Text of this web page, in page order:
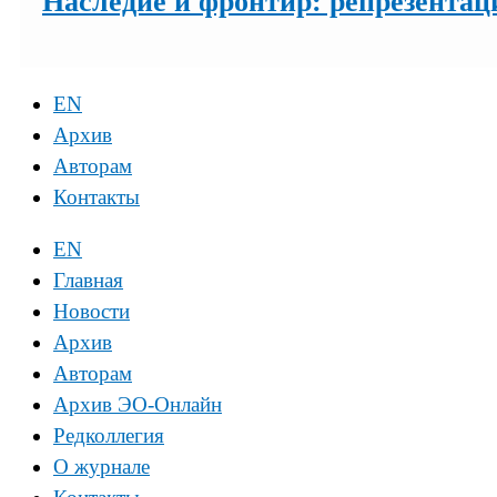
EN
Архив
Авторам
Контакты
EN
Главная
Новости
Архив
Авторам
Архив ЭО-Онлайн
Редколлегия
О журнале